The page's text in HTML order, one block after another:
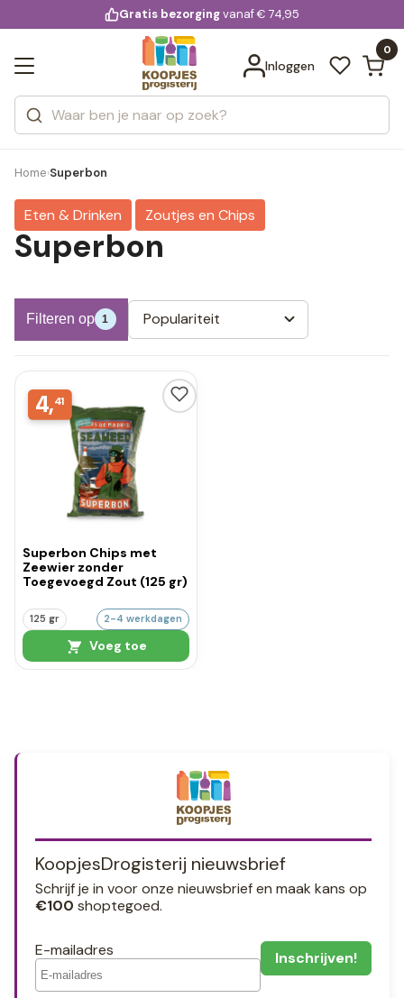
voor 20:00 uur besteld
Gratis bezorgingvanaf € 74,95
Inloggen
0
Zoeken
Categorieën
Merken
Bekijk alle resultaten
Home›Superbon
Eten & Drinken Zoutjes en Chips
Superbon
Filteren op 1 Populariteit
4,41
Superbon Chips met
Zeewier zonder
Toegevoegd Zout (125 gr)
125 gr 2-4 werkdagen
Voeg toe
KoopjesDrogisterij nieuwsbrief
Schrijf je in voor onze nieuwsbrief en maak kans op
€100 shoptegoed.
E-mailadres